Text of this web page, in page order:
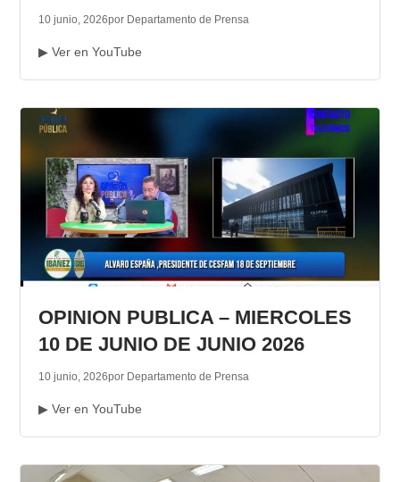
10 junio, 2026por Departamento de Prensa
▶ Ver en YouTube
OPINION PUBLICA – MIERCOLES
10 DE JUNIO DE JUNIO 2026
10 junio, 2026por Departamento de Prensa
▶ Ver en YouTube